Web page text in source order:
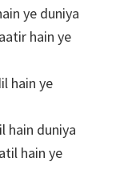
ye duniya
hain ye
hain ye
hain duniya
hain ye